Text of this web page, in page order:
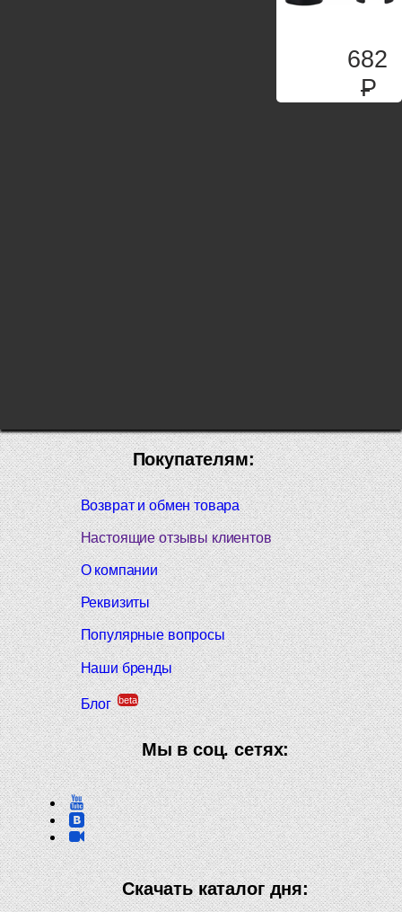
682
P
Покупателям:
Возврат и обмен товара
Настоящие отзывы клиентов
О компании
Реквизиты
Популярные вопросы
Наши бренды
Блог beta
Мы в соц. сетях:
Скачать каталог дня: